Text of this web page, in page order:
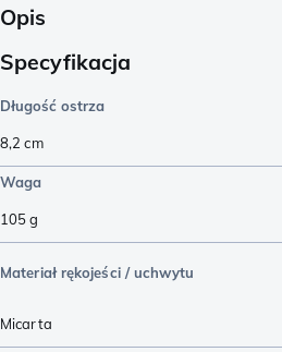
Opis
Specyfikacja
Długość ostrza
8,2 cm
Waga
105g
Materiał rękojeści / uchwytu
Micarta